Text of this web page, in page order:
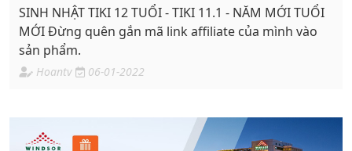
SINH NHẬT TIKI 12 TUỔI - TIKI 11.1 - NĂM MỚI TUỔI
MỚI Đừng quên gắn mã link affiliate của mình vào
sản phẩm.
Hoantv 06-01-2022